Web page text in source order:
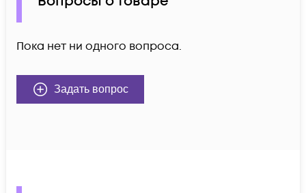
Пока нет ни одного вопроса.
Задать вопрос